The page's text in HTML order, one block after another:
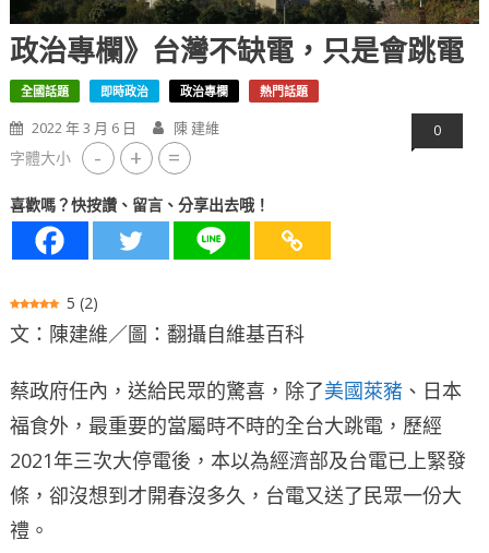
政治專欄》台灣不缺電，只是會跳電
全國話題 即時政治 政治專欄 熱門話題
2022 年 3 月 6 日 陳 建維 0
字體大小 - + =
喜歡嗎？快按讚、留言、分享出去哦！
5 (2)
文：陳建維／圖：翻攝自維基百科
蔡政府任內，送給民眾的驚喜，除了美國萊豬、日本
福食外，最重要的當屬時不時的全台大跳電，歷經
2021年三次大停電後，本以為經濟部及台電已上緊發
條，卻沒想到才開春沒多久，台電又送了民眾一份大
禮。